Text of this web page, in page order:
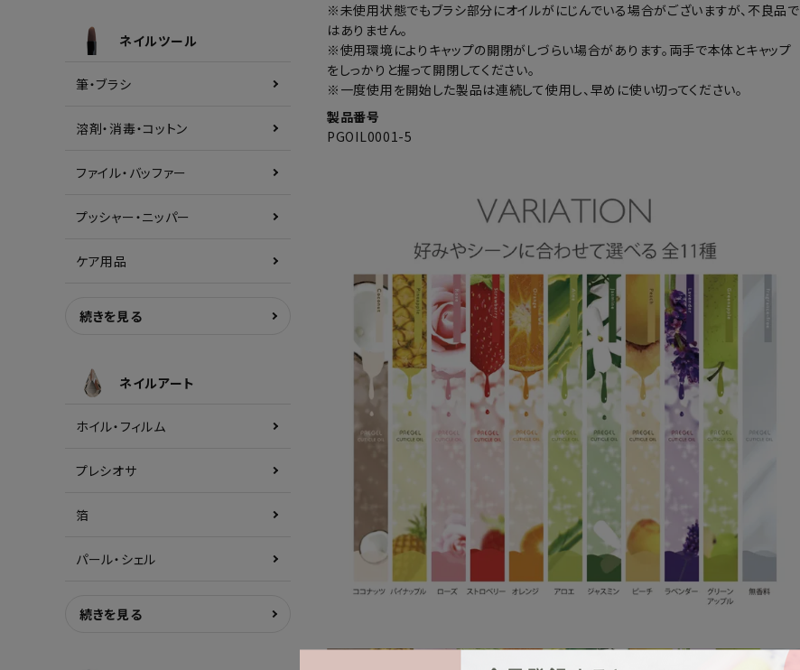
ネイルツール
筆・ブラシ
溶剤・消毒・コットン
ファイル・バッファー
プッシャー・ニッパー
ケア用品
続きを見る
ネイルアート
ホイル・フィルム
プレシオサ
箔
パール・シェル
続きを見る
※未使用状態でもブラシ部分にオイルがにじんでいる場合がございますが、不良品で
はありません。
※使用環境によりキャップの開閉がしづらい場合があります。両手で本体とキャップ
をしっかりと握って開閉してください。
※一度使用を開始した製品は連続して使用し、早めに使い切ってください。
製品番号
PGOIL0001-5